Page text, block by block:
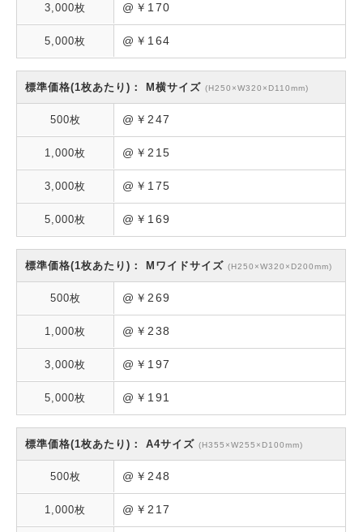
@￥170
@￥164
M横サイズ(H250×W320×D110mm)
@￥247
@￥215
@￥175
@￥169
Mワイドサイズ(H250×W320×D200mm)
@￥269
@￥238
@￥197
@￥191
A4サイズ(H355×W255×D100mm)
@￥248
@￥217